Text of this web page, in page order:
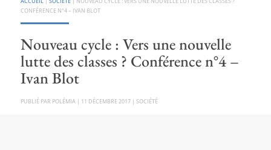
CONFÉRENCE N°4 – IVAN BLOT
Nouveau cycle : Vers une nouvelle
lutte des classes ? Conférence n°4 –
Ivan Blot
PAR POLÉMIA | 11 DÉCEMBRE 2017| SOCIÉTÉ